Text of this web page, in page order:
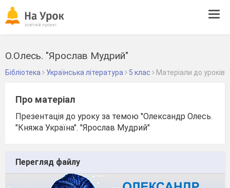
О.Олесь. "Ярослав Мудрий"
Бібліотека Українська література 5 клас Матеріали до уроків
Про матеріал
Презентація до уроку за темою "Олександр Олесь.
"Княжа Україна". "Ярослав Мудрий"
Перегляд файлу